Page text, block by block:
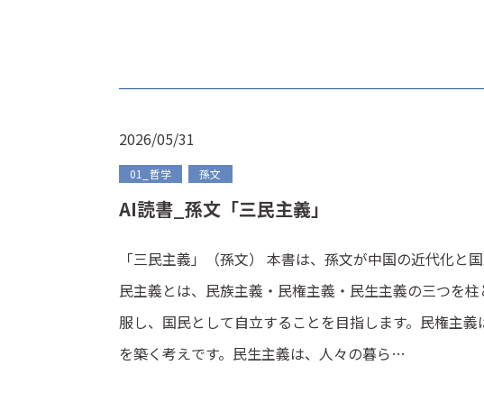
2026/05/31
01_哲学 孫文
AI読書_孫文「三民主義」
「三民主義」（孫文） 本書は、孫文が中国の近代化と
民主義とは、民族主義・民権主義・民生主義の三つを
服し、国民として自立することを目指します。民権主
を築く考えです。民生主義は、人々の暮ら…